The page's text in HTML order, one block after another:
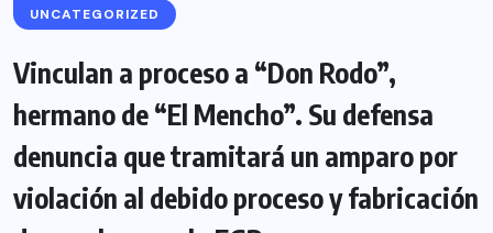
UNCATEGORIZED
Vinculan a proceso a “Don Rodo”,
hermano de “El Mencho”. Su defensa
denuncia que tramitará un amparo por
violación al debido proceso y fabricación